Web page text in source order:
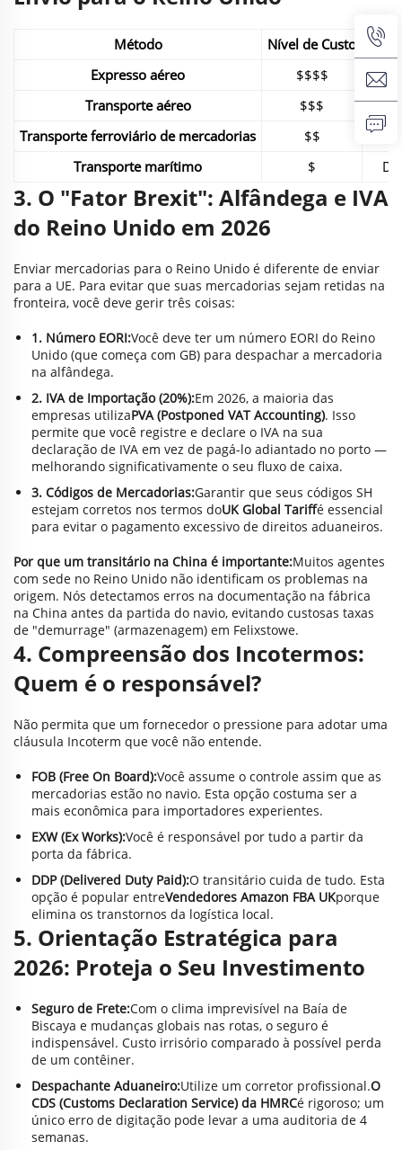
Método Nível de Custo
Expresso aéreo
$$$$
Transporte aéreo
$$$
Transporte ferroviário de mercadorias
$$
Transporte marítimo
$
3. O "Fator Brexit": Alfândega e IVA
do Reino Unido em 2026
Enviar mercadorias para o Reino Unido é diferente de enviar
para a UE. Para evitar que suas mercadorias sejam retidas na
fronteira, você deve gerir três coisas:
1. Número EORI:Você deve ter um número EORI do Reino
Unido (que começa com GB) para despachar a mercadoria
na alfândega.
2. IVA de Importação (20%):Em 2026, a maioria das
empresas utilizaPVA (Postponed VAT Accounting). Isso
permite que você registre e declare o IVA na sua
declaração de IVA em vez de pagá-lo adiantado no porto —
melhorando significativamente o seu fluxo de caixa.
3. Códigos de Mercadorias:Garantir que seus códigos SH
estejam corretos nos termos doUK Global Tariffé essencial
para evitar o pagamento excessivo de direitos aduaneiros.
Por que um transitário na China é importante:Muitos agentes
com sede no Reino Unido não identificam os problemas na
origem. Nós detectamos erros na documentação na fábrica
na China antes da partida do navio, evitando custosas taxas
de "demurrage" (armazenagem) em Felixstowe.
4. Compreensão dos Incotermos:
Quem é o responsável?
Não permita que um fornecedor o pressione para adotar uma
cláusula Incoterm que você não entende.
FOB (Free On Board):Você assume o controle assim que as
mercadorias estão no navio. Esta opção costuma ser a
mais econômica para importadores experientes.
EXW (Ex Works):Você é responsável por tudo a partir da
porta da fábrica.
DDP (Delivered Duty Paid):O transitário cuida de tudo. Esta
opção é popular entreVendedores Amazon FBA UKporque
elimina os transtornos da logística local.
5. Orientação Estratégica para
2026: Proteja o Seu Investimento
Seguro de Frete:Com o clima imprevisível na Baía de
Biscaya e mudanças globais nas rotas, o seguro é
indispensável. Custo irrisório comparado à possível perda
de um contêiner.
Despachante Aduaneiro:Utilize um corretor profissional.O
CDS (Customs Declaration Service) da HMRCé rigoroso; um
único erro de digitação pode levar a uma auditoria de 4
semanas.